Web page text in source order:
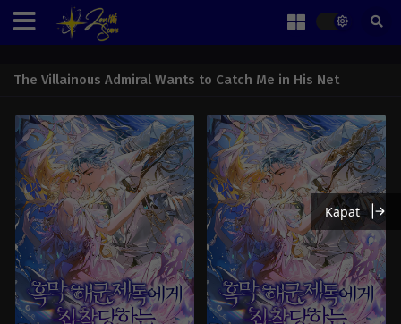
The Villainous Admiral Wants to Catch Me in His Net
Kapat